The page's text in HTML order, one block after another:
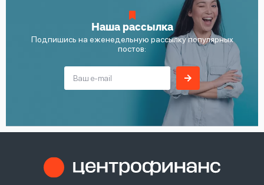
Наша рассылка
Подпишись на еженедельную рассылку популярных
постов: